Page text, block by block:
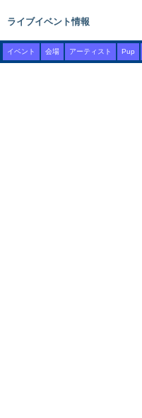
ライブイベント情報
イベント 会場 アーティスト Pup